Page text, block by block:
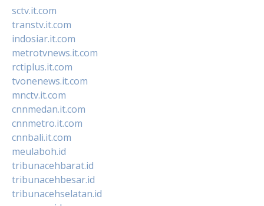
sctv.it.com
transtv.it.com
indosiar.it.com
metrotvnews.it.com
rctiplus.it.com
tvonenews.it.com
mnctv.it.com
cnnmedan.it.com
cnnmetro.it.com
cnnbali.it.com
meulaboh.id
tribunacehbarat.id
tribunacehbesar.id
tribunacehselatan.id